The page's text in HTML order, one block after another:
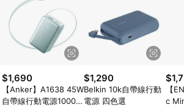
$1,690
【Anker】A1638 45W
自帶線行動電源10000
$1,290
Belkin 10k自帶線行動
電源 四色選
【
c